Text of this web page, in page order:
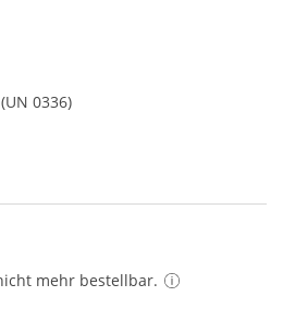
0336)
mehr bestellbar.